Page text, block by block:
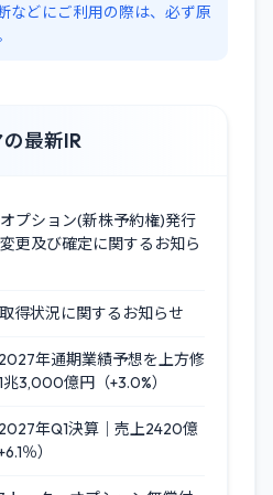
などにご利用の際は、必ず原
最新IR
プション(新株予約権)発行
更及び確定に関するお知ら
得状況に関するお知らせ
2027年通期業績予想を上方修
3,000億円（+3.0%）
2027年Q1決算｜売上2420億
％）